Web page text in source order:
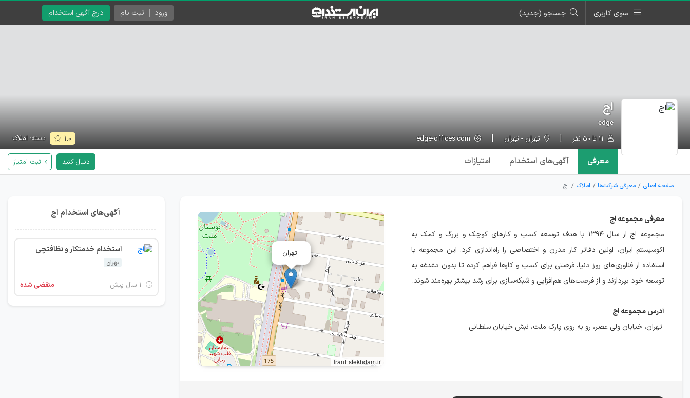
منوی کاربری جستجو (جدید) درج آگهی استخدام ورود ثبت نام
اج
edge
تهران - تهران ۱.۰ دسته: املاک
معرفی آگهی‌های استخدام امتیازات دنبال کنید ثبت امتیاز
صفحه اصلی معرفی شرکت‌ها املاک اج
معرفی مجموعه اج
مجموعه اج از سال ۱۳۹۴ با هدف توسعه کسب و کارهای کوچک و بزرگ و کمک به
اکوسیستم ایران، اولین دفاتر کار مدرن و اختصاصی را راه‌اندازی کرد. این مجموعه با
استفاده از فناوری‌های روز دنیا، فرصتی برای کسب و کارها فراهم کرده تا بدون دغدغه به
توسعه خود بپردازند و از فرصت‌های هم‌افزایی و شبکه‌سازی برای رشد بیشتر بهره‌مند شوند.
آدرس مجموعه اج
تهران، خیابان ولی عصر، رو به روی پارک ملت، نبش خیابان سلطانی
تهران
IranEstekhdam.ir
آگهی‌های استخدام اج
استخدام خدمتکار و نظافتچی
تهران
منقضی شده